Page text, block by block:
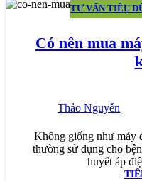
TƯ VẤN TIÊU
Có nên mua
Thảo Nguyễn
Không giống như máy
thường sử dụng cho
huyết áp